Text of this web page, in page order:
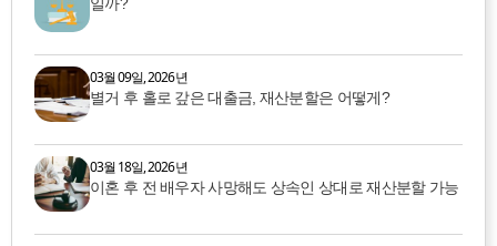
03월 09일, 2026년
별거 후 홀로 갚은 대출금, 재산분할은 어떻게?
03월 18일, 2026년
이혼 후 전 배우자 사망해도 상속인 상대로 재산분할 가능